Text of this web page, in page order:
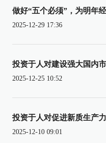
做好“五个必须”，为明年
2025-12-29 17:36
投资于人对建设强大国内
2025-12-25 10:52
投资于人对促进新质生产
2025-12-10 09:01